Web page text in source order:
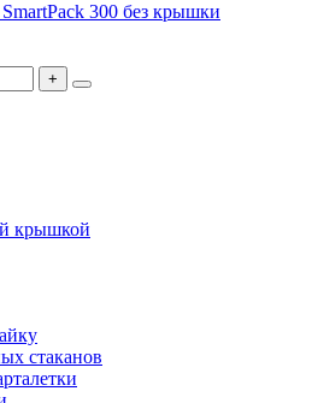
300 без крышки
крышкой
стаканов